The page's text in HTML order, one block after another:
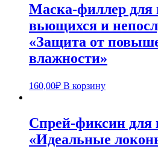
Маска-филлер для
вьющихся и
«Защита от
влажности»
160,00₽ В корзину
Спрей-фиксин для
«Идеальные